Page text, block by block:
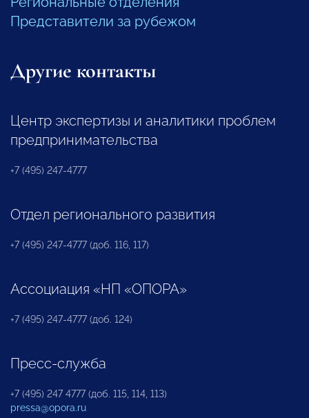
Представители за рубежом
Другие контакты
Центр экспертизы и аналитики проблем
предпринимательства
+7 (495) 247-4777
Отдел регионального развития
+7 (495) 247-4777 (доб. 116, 117)
Ассоциация «НП «ОПОРА»
+7 (495) 247-4777 (доб. 124)
Пресс-служба
+7 (495) 247 4777 (доб. 115, 114, 113)
pressa@opora.ru